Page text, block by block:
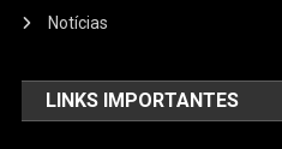
Notícias
LINKS IMPORTANTES